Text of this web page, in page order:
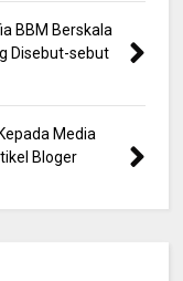
BBM Berskala
Disebut-sebut
Media
Bloger